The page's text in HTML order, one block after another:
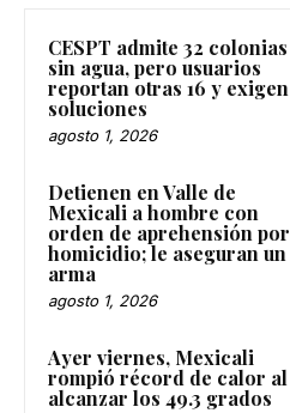
CESPT admite 32 colonias
sin agua, pero usuarios
reportan otras 16 y exigen
soluciones
agosto 1, 2026
Detienen en Valle de
Mexicali a hombre con
orden de aprehensión por
homicidio; le aseguran un
arma
agosto 1, 2026
Ayer viernes, Mexicali
rompió récord de calor al
alcanzar los 49.3 grados